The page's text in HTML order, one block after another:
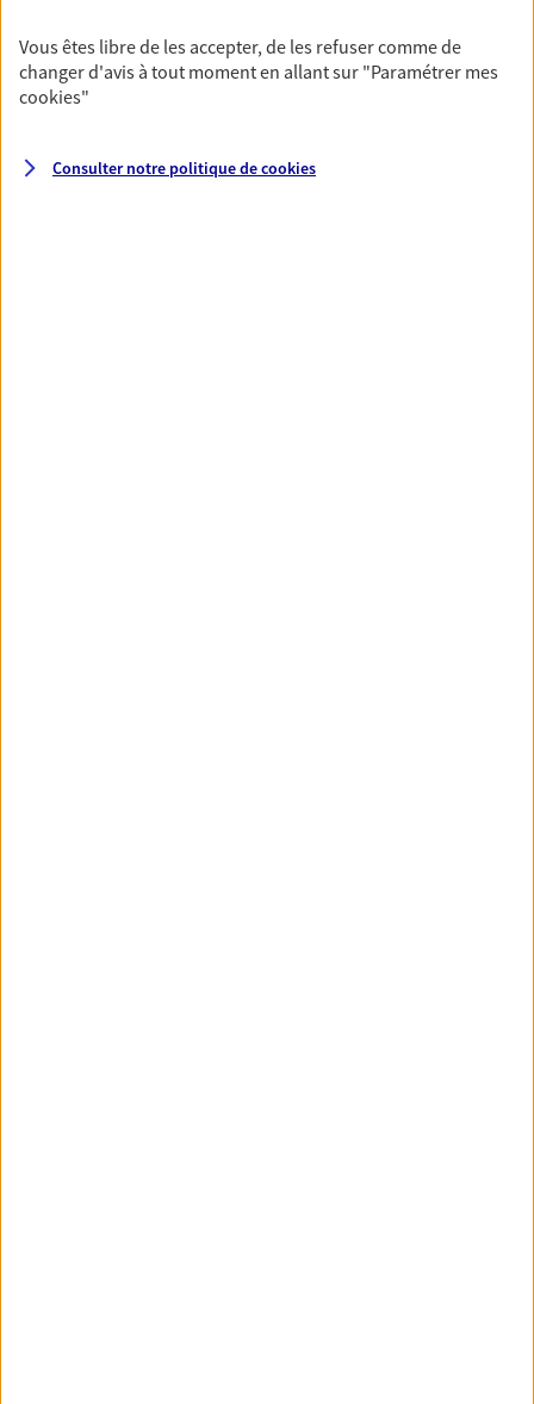
assurance multirisque entreprise. Un contrat
unique pour protéger vos locaux, matériels pro,
équipements et stocks… sans oublier votre
Découvrir l'offre Multirisque Entreprise
Vous êtes libre de les accepter, de les refuser comme de
changer d'avis à tout moment en allant sur "Paramétrer mes
cookies"
Consulter notre politique decookies